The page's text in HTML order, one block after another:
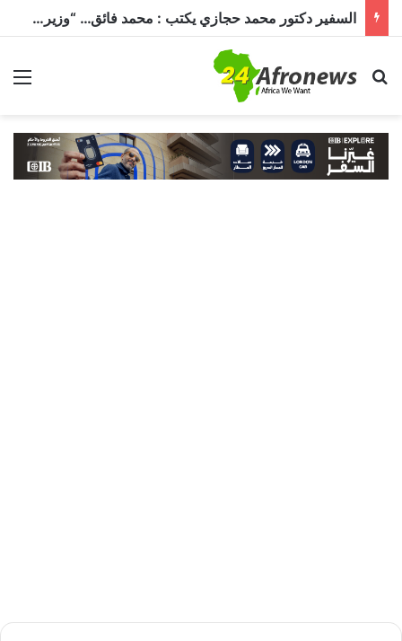
السفير دكتور محمد حجازي يكتب : محمد فائق… “وزير إفريقيا” الذي حمل رسالة القاهرة إلى القارة السمراء
بحث عن